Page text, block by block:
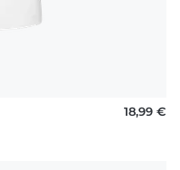
18,99 €